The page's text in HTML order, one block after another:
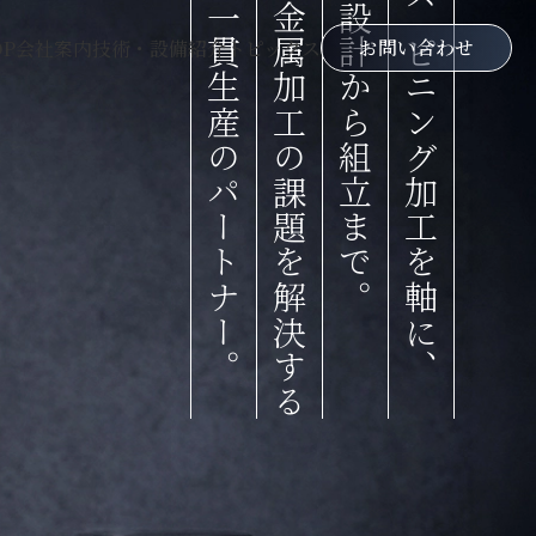
技術・設備紹介トピックス お問い合わせ
スピニング加工を軸に、
設計から組立まで。
金属加工の課題を解決する
一貫生産のパートナー。